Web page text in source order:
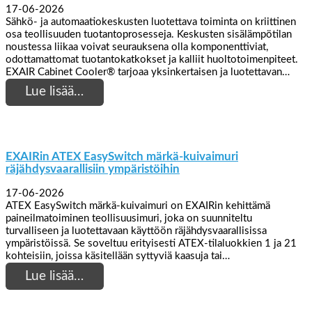
17-06-2026
Sähkö- ja automaatiokeskusten luotettava toiminta on kriittinen
osa teollisuuden tuotantoprosesseja. Keskusten sisälämpötilan
noustessa liikaa voivat seurauksena olla komponenttiviat,
odottamattomat tuotantokatkokset ja kalliit huoltotoimenpiteet.
EXAIR Cabinet Cooler® tarjoaa yksinkertaisen ja luotettavan…
Lue lisää…
EXAIRin ATEX EasySwitch märkä-kuivaimuri
räjähdysvaarallisiin ympäristöihin
17-06-2026
ATEX EasySwitch märkä-kuivaimuri on EXAIRin kehittämä
paineilmatoiminen teollisuusimuri, joka on suunniteltu
turvalliseen ja luotettavaan käyttöön räjähdysvaarallisissa
ympäristöissä. Se soveltuu erityisesti ATEX-tilaluokkien 1 ja 21
kohteisiin, joissa käsitellään syttyviä kaasuja tai…
Lue lisää…